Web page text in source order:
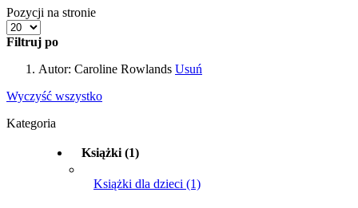
Pozycji na stronie
Filtruj po
Autor: Caroline Rowlands Usuń
Wyczyść wszystko
Kategoria
Książki (1)
Książki dla dzieci (1)